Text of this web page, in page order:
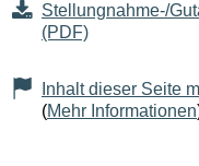
Stellungnahme-/
(PDF)
Inhalt dieser Seite
(Mehr Informationen